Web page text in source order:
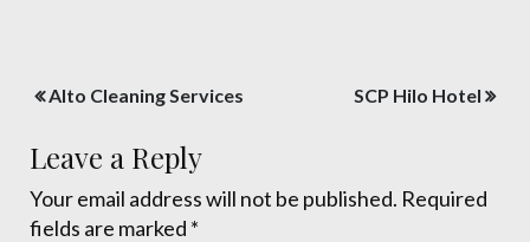
Post
navigation
Alto Cleaning Services SCP Hilo Hotel
Leave a Reply
Your email address will not be published. Required
fields are marked *